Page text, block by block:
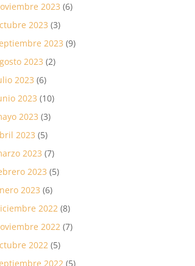
2023 (6)
2023 (3)
2023 (9)
2023 (2)
2023 (6)
2023 (10)
2023 (3)
2023 (5)
2023 (7)
2023 (5)
2023 (6)
2022 (8)
2022 (7)
2022 (5)
2022 (5)